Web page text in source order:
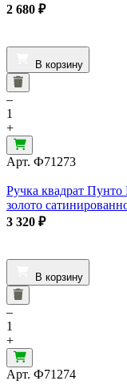
2 680 ₽
В корзину
–
1
+
Арт. Ф71273
Ручка квадрат
золото
3 320 ₽
В корзину
–
1
+
Арт. Ф71274